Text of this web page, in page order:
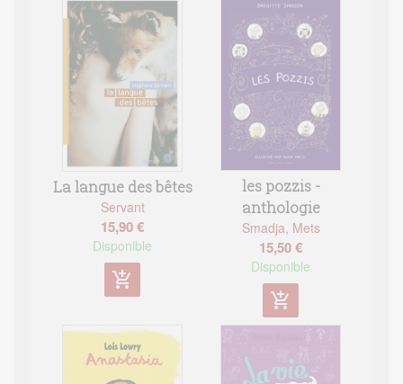
La langue des bêtes
Servant
15,90 €
Disponible
add_shopping_cart
les pozzis -
anthologie
Smadja, Mets
15,50 €
Disponible
add_shopping_cart